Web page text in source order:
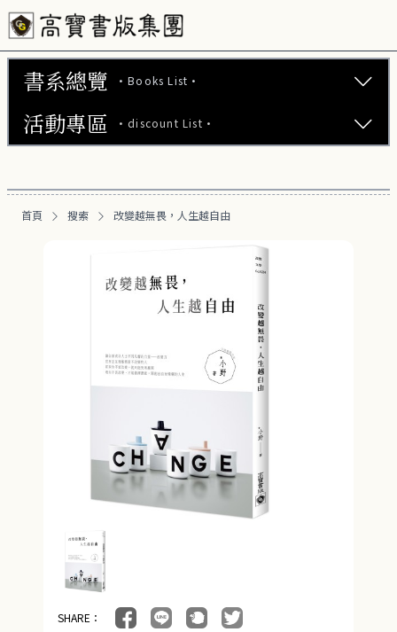
書系總覽 ·Books List·
文學小說 (737)
醫療保健 (55)
人文史哲 (73)
活動專區 ·discount List·
【2本7折】高寶小說系列全圖鑑書展
【2套7折】高寶小說系列全圖鑑書展
【66折】高寶小說系列全圖鑑書展
首頁 搜索 改變越無畏，人生越自由
SHARE：